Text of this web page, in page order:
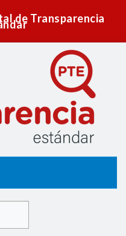
de Transparencia